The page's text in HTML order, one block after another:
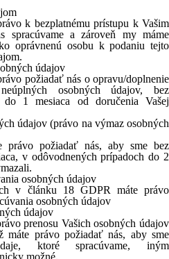
k bezplatnému prístupu k Vašim
spracúvame a zároveň my máme
oprávnenú osobu k podaniu tejto
údajov
požiadať nás o opravu/doplnenie
osobných údajov, bez
1 mesiaca od doručenia Vašej
údajov (právo na výmaz osobných
požiadať nás, aby sme bez
v odôvodnených prípadoch do 2
osobných údajov
v článku 18 GDPR máte právo
osobných údajov
údajov
prenosu Vašich osobných údajov
máte právo požiadať nás, aby sme
ktoré spracúvame, iným
možné.